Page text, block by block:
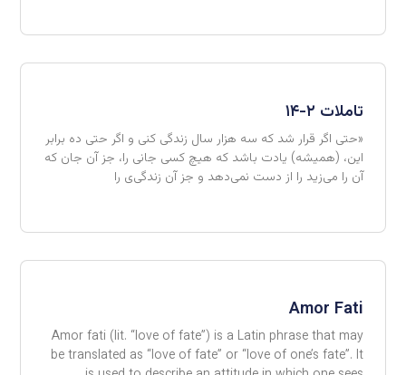
تاملات ۲-۱۴
«حتی اگر قرار شد که سه هزار سال زندگی کنی و اگر حتی ده برابر
این، (همیشه) یادت باشد که هیچ کسی جانی را، جز آن جان که
آن را می‌زید را از دست نمی‌دهد و جز آن زندگی‌ی را
Amor Fati
Amor fati (lit. “love of fate”) is a Latin phrase that may
be translated as “love of fate” or “love of one’s fate”. It